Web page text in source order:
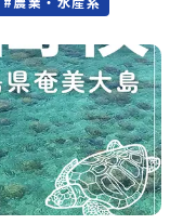
問い合わせ先担
おためし地域留学体
信中！ぜひご登録くだ
が直接お答えしま
自宅からリラックス
確認ください・参加
だく前に、「お申し
す。ご確認くださ
いただいた方の中か
お申し込み時に記入い
ル」をお送りいたし
認フォーム」に３日
って参加確定とさせ
をご連絡いたします。
ら 6月22日(月) 12：00
し地域留学」ステッ
たい方や、お申し込
ン配信を行います。
のステップをご活用く
アーカイブ動画を公開
たい方へ〜日本全国20
域留学」の全体像や
一人での参加にあた